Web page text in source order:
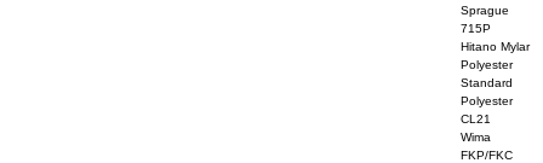
Sprague
715P
Hitano Mylar
Polyester
Standard
Polyester
CL21
Wima
FKP/FKC